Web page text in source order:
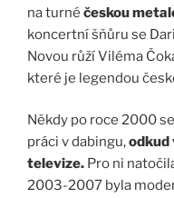
na turné českou
koncertní šňůru se
Novou růží Viléma
které je legendou
Někdy po roce 2000
práci v dabingu,odkud
televize. Pro ni
2003-2007 byla